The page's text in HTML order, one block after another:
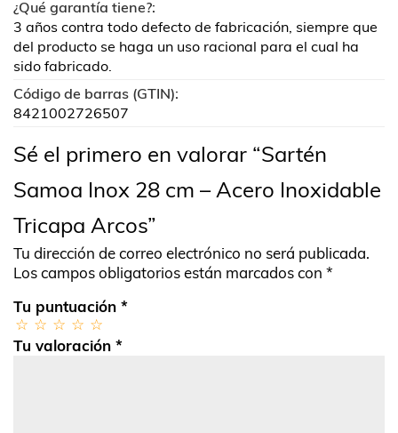
¿Qué garantía tiene?:
3 años contra todo defecto de fabricación, siempre que
del producto se haga un uso racional para el cual ha
sido fabricado.
Código de barras (GTIN):
8421002726507
Sé el primero en valorar “Sartén
Samoa Inox 28 cm – Acero Inoxidable
Tricapa Arcos”
Tu dirección de correo electrónico no será publicada.
Los campos obligatorios están marcados con *
Tu puntuación *
Tu valoración *